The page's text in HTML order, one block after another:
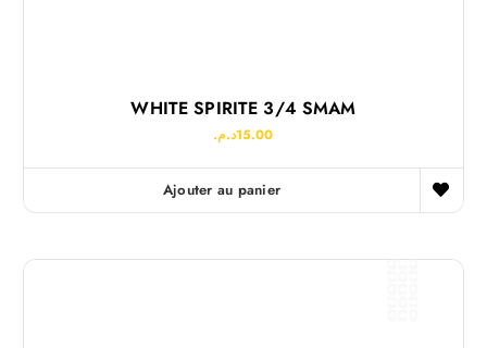
WHITE SPIRITE 3/4 SMAM
15.00د.م.
Ajouter au panier